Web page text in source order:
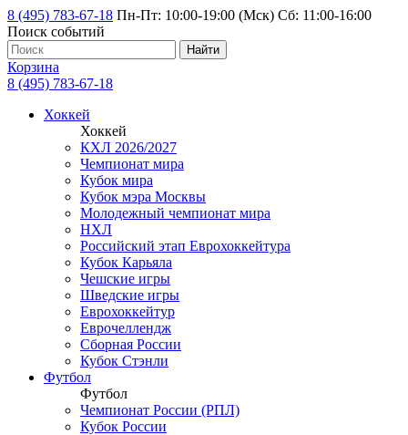
8 (495) 783-67-18 Пн-Пт: 10:00-19:00 (Мск) Сб: 11:00-16:00
Поиск событий
Найти
Корзина
8 (495) 783-67-18
Хоккей
Хоккей
КХЛ 2026/2027
Чемпионат мира
Кубок мира
Кубок мэра Москвы
Молодежный чемпионат мира
НХЛ
Российский этап Еврохоккейтура
Кубок Карьяла
Чешские игры
Шведские игры
Еврохоккейтур
Еврочеллендж
Сборная России
Кубок Стэнли
Футбол
Футбол
Чемпионат России (РПЛ)
Кубок России